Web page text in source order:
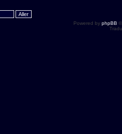
Powered by phpBB